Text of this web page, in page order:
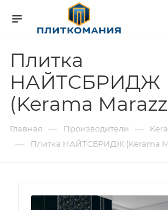
Плитка
НАЙТСБРИДЖ
(Kerama
Главная — Производители —
— Плитка НАЙТСБРИДЖ (Kerama